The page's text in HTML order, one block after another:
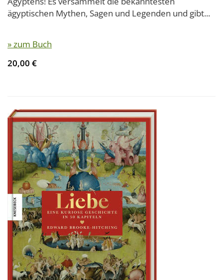
ägyptischen Mythen, Sagen und Legenden und gibt...
» zum Buch
20,00 €